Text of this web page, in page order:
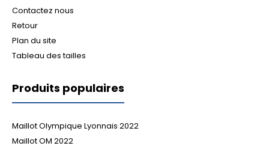
Contactez nous
Retour
Plan du site
Tableau des tailles
Produits populaires
Maillot Olympique Lyonnais 2022
Maillot OM 2022